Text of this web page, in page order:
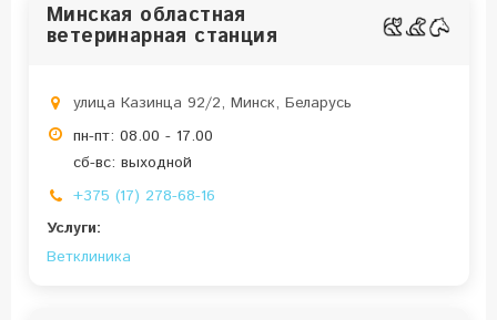
Минская областная
ветеринарная станция
улица Казинца 92/2, Минск, Беларусь
пн-пт: 08.00 - 17.00
сб-вс: выходной
+375 (17) 278-68-16
Услуги:
Ветклиника